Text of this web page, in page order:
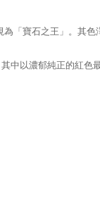
「寶石之王」。其色
中以濃郁純正的紅色最